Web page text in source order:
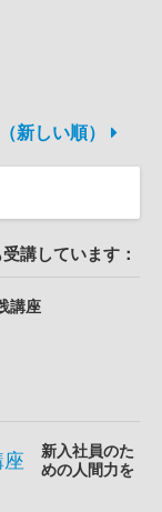
新しい順）
講しています：
講座
新入社員のた
めの人間力を